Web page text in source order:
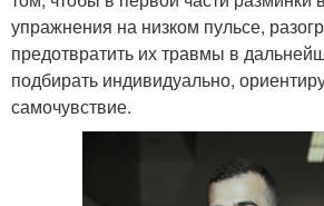
упражнения на низком пульсе,
предотвратить их травмы в
подбирать индивидуально,
самочувствие.